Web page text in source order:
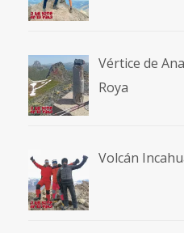
Vértice de
Roya
Volcán